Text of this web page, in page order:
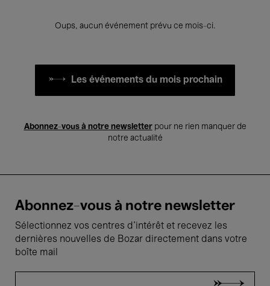
Oups, aucun événement prévu ce mois-ci.
Les événements du mois prochain
Abonnez-vous à notre newsletterpour ne rien manquer de
notre actualité
Abonnez-vous à notre newsletter
Sélectionnez vos centres d'intérêt et recevez les
dernières nouvelles de Bozar directement dans votre
boîte mail